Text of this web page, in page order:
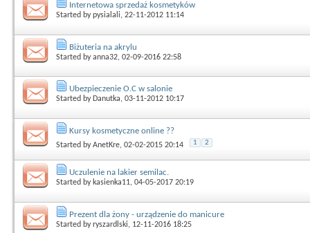
Internetowa sprzedaż kosmetyków
Started bypysialali, 22-11-2012 11:14
Biżuteria na akrylu
Started byanna32, 02-09-2016 22:58
Ubezpieczenie O.C w salonie
Started by Danutka, 03-11-2012 10:17
Kursy kosmetyczne online ??
Started byAnetKre, 02-02-2015 20:14 1 2
Uczulenie na lakier semilac.
Started by kasienka11, 04-05-2017 20:19
Prezent dla żony - urządzenie do manicure
Started byryszardlski, 12-11-2016 18:25